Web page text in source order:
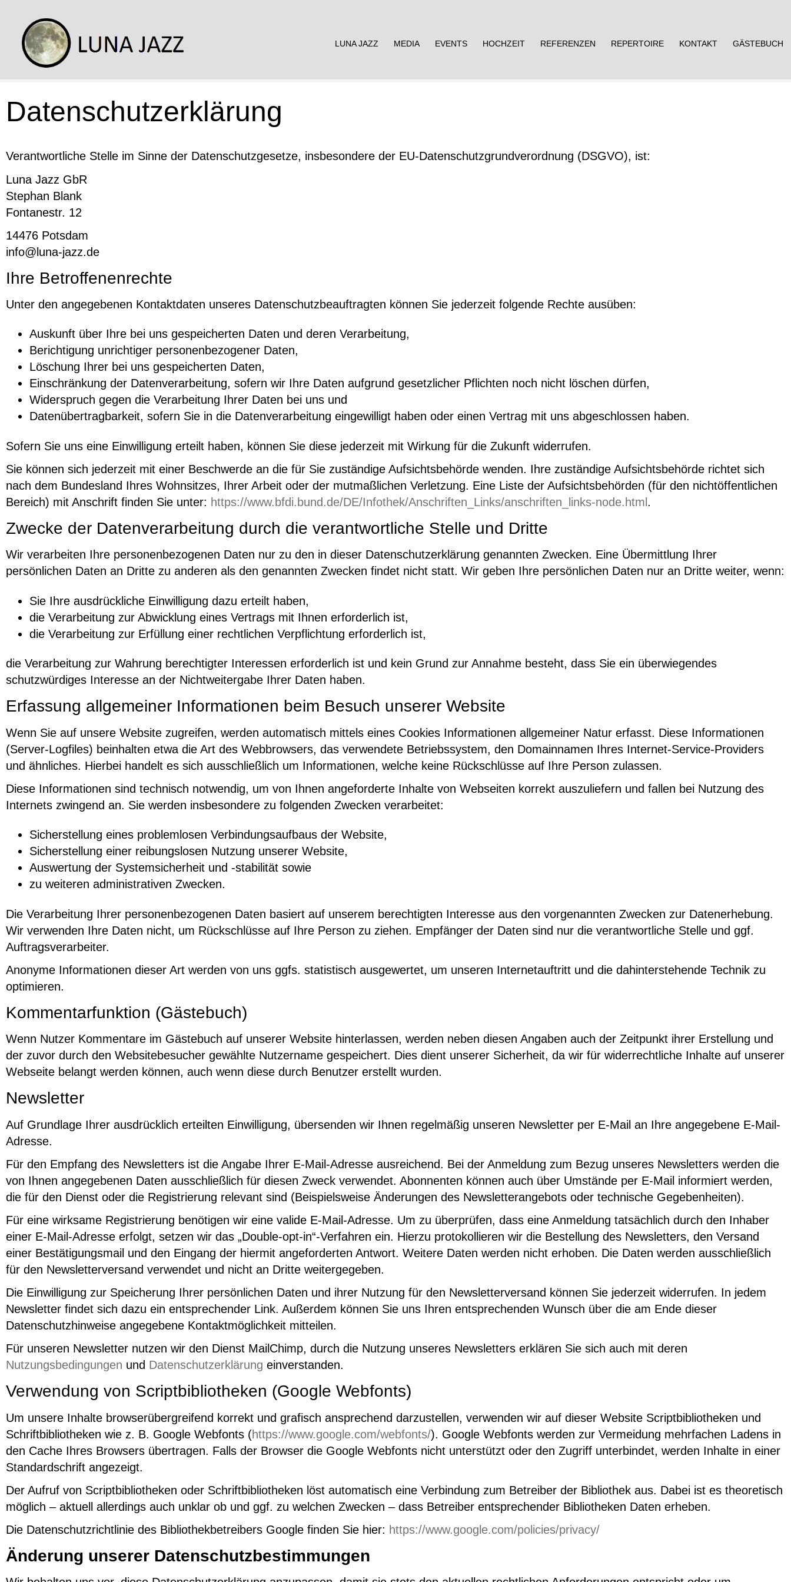
LUNA JAZZ MEDIA EVENTS HOCHZEIT REFERENZEN REPERTOIRE KONTAKT GÄSTEBUCH
Datenschutzerklärung
Verantwortliche Stelle im Sinne der Datenschutzgesetze, insbesondere der EU-Datenschutzgrundverordnung (DSGVO), ist:
Luna Jazz GbR
Stephan Blank
Fontanestr. 12
14476 Potsdam
info@luna-jazz.de
Ihre Betroffenenrechte
Unter den angegebenen Kontaktdaten unseres Datenschutzbeauftragten können Sie jederzeit folgende Rechte ausüben:
Auskunft über Ihre bei uns gespeicherten Daten und deren Verarbeitung,
Berichtigung unrichtiger personenbezogener Daten,
Löschung Ihrer bei uns gespeicherten Daten,
Einschränkung der Datenverarbeitung, sofern wir Ihre Daten aufgrund gesetzlicher Pflichten noch nicht löschen dürfen,
Widerspruch gegen die Verarbeitung Ihrer Daten bei uns und
Datenübertragbarkeit, sofern Sie in die Datenverarbeitung eingewilligt haben oder einen Vertrag mit uns abgeschlossen haben.
Sofern Sie uns eine Einwilligung erteilt haben, können Sie diese jederzeit mit Wirkung für die Zukunft widerrufen.
Sie können sich jederzeit mit einer Beschwerde an die für Sie zuständige Aufsichtsbehörde wenden. Ihre zuständige Aufsichtsbehörde richtet sich
nach dem Bundesland Ihres Wohnsitzes, Ihrer Arbeit oder der mutmaßlichen Verletzung. Eine Liste der Aufsichtsbehörden (für den nichtöffentlichen
Bereich) mit Anschrift finden Sie unter: https://www.bfdi.bund.de/DE/Infothek/Anschriften_Links/anschriften_links-node.html .
Zwecke der Datenverarbeitung durch die verantwortliche Stelle und Dritte
Wir verarbeiten Ihre personenbezogenen Daten nur zu den in dieser Datenschutzerklärung genannten Zwecken. Eine Übermittlung Ihrer
persönlichen Daten an Dritte zu anderen als den genannten Zwecken findet nicht statt. Wir geben Ihre persönlichen Daten nur an Dritte weiter, wenn:
Sie Ihre ausdrückliche Einwilligung dazu erteilt haben,
die Verarbeitung zur Abwicklung eines Vertrags mit Ihnen erforderlich ist,
die Verarbeitung zur Erfüllung einer rechtlichen Verpflichtung erforderlich ist,
die Verarbeitung zur Wahrung berechtigter Interessen erforderlich ist und kein Grund zur Annahme besteht, dass Sie ein überwiegendes
schutzwürdiges Interesse an der Nichtweitergabe Ihrer Daten haben.
Erfassung allgemeiner Informationen beim Besuch unserer Website
Wenn Sie auf unsere Website zugreifen, werden automatisch mittels eines Cookies Informationen allgemeiner Natur erfasst. Diese Informationen
(Server-Logfiles) beinhalten etwa die Art des Webbrowsers, das verwendete Betriebssystem, den Domainnamen Ihres Internet-Service-Providers
und ähnliches. Hierbei handelt es sich ausschließlich um Informationen, welche keine Rückschlüsse auf Ihre Person zulassen.
Diese Informationen sind technisch notwendig, um von Ihnen angeforderte Inhalte von Webseiten korrekt auszuliefern und fallen bei Nutzung des
Internets zwingend an. Sie werden insbesondere zu folgenden Zwecken verarbeitet:
Sicherstellung eines problemlosen Verbindungsaufbaus der Website,
Sicherstellung einer reibungslosen Nutzung unserer Website,
Auswertung der Systemsicherheit und -stabilität sowie
zu weiteren administrativen Zwecken.
Die Verarbeitung Ihrer personenbezogenen Daten basiert auf unserem berechtigten Interesse aus den vorgenannten Zwecken zur Datenerhebung.
Wir verwenden Ihre Daten nicht, um Rückschlüsse auf Ihre Person zu ziehen. Empfänger der Daten sind nur die verantwortliche Stelle und ggf.
Auftragsverarbeiter.
Anonyme Informationen dieser Art werden von uns ggfs. statistisch ausgewertet, um unseren Internetauftritt und die dahinterstehende Technik zu
optimieren.
Kommentarfunktion (Gästebuch)
Wenn Nutzer Kommentare im Gästebuch auf unserer Website hinterlassen, werden neben diesen Angaben auch der Zeitpunkt ihrer Erstellung und
der zuvor durch den Websitebesucher gewählte Nutzername gespeichert. Dies dient unserer Sicherheit, da wir für widerrechtliche Inhalte auf unserer
Webseite belangt werden können, auch wenn diese durch Benutzer erstellt wurden.
Newsletter
Auf Grundlage Ihrer ausdrücklich erteilten Einwilligung, übersenden wir Ihnen regelmäßig unseren Newsletter per E-Mail an Ihre angegebene E-Mail-
Adresse.
Für den Empfang des Newsletters ist die Angabe Ihrer E-Mail-Adresse ausreichend. Bei der Anmeldung zum Bezug unseres Newsletters werden die
von Ihnen angegebenen Daten ausschließlich für diesen Zweck verwendet. Abonnenten können auch über Umstände per E-Mail informiert werden,
die für den Dienst oder die Registrierung relevant sind (Beispielsweise Änderungen des Newsletterangebots oder technische Gegebenheiten).
Für eine wirksame Registrierung benötigen wir eine valide E-Mail-Adresse. Um zu überprüfen, dass eine Anmeldung tatsächlich durch den Inhaber
einer E-Mail-Adresse erfolgt, setzen wir das „Double-opt-in“-Verfahren ein. Hierzu protokollieren wir die Bestellung des Newsletters, den Versand
einer Bestätigungsmail und den Eingang der hiermit angeforderten Antwort. Weitere Daten werden nicht erhoben. Die Daten werden ausschließlich
für den Newsletterversand verwendet und nicht an Dritte weitergegeben.
Die Einwilligung zur Speicherung Ihrer persönlichen Daten und ihrer Nutzung für den Newsletterversand können Sie jederzeit widerrufen. In jedem
Newsletter findet sich dazu ein entsprechender Link. Außerdem können Sie uns Ihren entsprechenden Wunsch über die am Ende dieser
Datenschutzhinweise angegebene Kontaktmöglichkeit mitteilen.
Für unseren Newsletter nutzen wir den Dienst MailChimp, durch die Nutzung unseres Newsletters erklären Sie sich auch mit deren
Nutzungsbedingungen und Datenschutzerklärung einverstanden.
Verwendung von Scriptbibliotheken (Google Webfonts)
Um unsere Inhalte browserübergreifend korrekt und grafisch ansprechend darzustellen, verwenden wir auf dieser Website Scriptbibliotheken und
Schriftbibliotheken wie z. B. Google Webfonts (https://www.google.com/webfonts/). Google Webfonts werden zur Vermeidung mehrfachen Ladens in
den Cache Ihres Browsers übertragen. Falls der Browser die Google Webfonts nicht unterstützt oder den Zugriff unterbindet, werden Inhalte in einer
Standardschrift angezeigt.
Der Aufruf von Scriptbibliotheken oder Schriftbibliotheken löst automatisch eine Verbindung zum Betreiber der Bibliothek aus. Dabei ist es theoretisch
möglich – aktuell allerdings auch unklar ob und ggf. zu welchen Zwecken – dass Betreiber entsprechender Bibliotheken Daten erheben.
Die Datenschutzrichtlinie des Bibliothekbetreibers Google finden Sie hier: https://www.google.com/policies/privacy/
Änderung unserer Datenschutzbestimmungen